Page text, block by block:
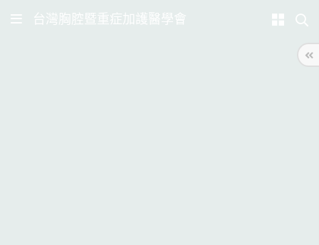
台灣胸腔暨重症加護醫學會